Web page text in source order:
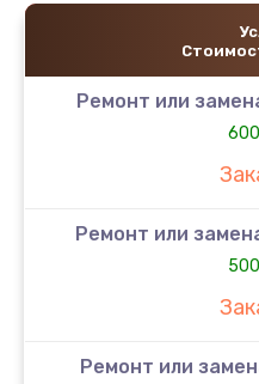
Ремонт или
Ремонт или
Ремонт или